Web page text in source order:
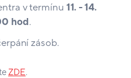
v termínu 11. - 14.
hod.
zásob.
ZDE.